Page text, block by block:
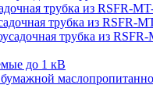
трубка из RSFR-
трубка из RSFR-
трубка из
до 1 кВ